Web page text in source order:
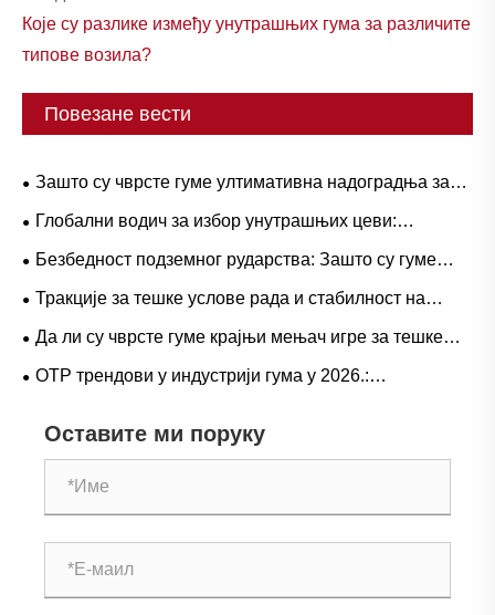
Које су разлике између унутрашњих гума за различите
типове возила?
Повезане вести
Зашто су чврсте гуме ултимативна надоградња за
тешке радне токове?
Глобални водич за избор унутрашњих цеви:
популарне величине и примене засноване на
Безбедност подземног рударства: Зашто су гуме
серије Л-5С кључне за елиминисање скупих застоја
Тракције за тешке услове рада и стабилност на
великом пролазу: Трендови потражње за гуменим
Да ли су чврсте гуме крајњи мењач игре за тешке
операције?
ОТР трендови у индустрији гума у ​​2026.:
Оставите ми поруку